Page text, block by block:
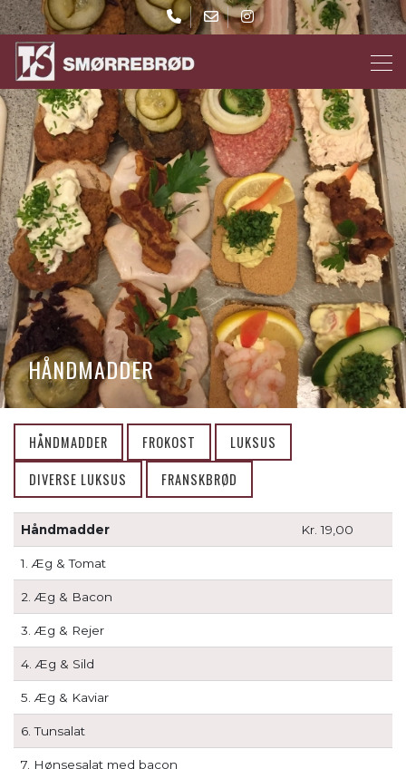
Gå
til
hovedindhold
HÅNDMADDER
​HÅNDMADDER ​FROKOST
LUKSUS
DIVERSE LUKSUS
​​FRANSKBRØD
​​​Håndmadder Kr. 19,00
1. Æg & Tomat
2. Æg & Bacon
3. Æg & Rejer
4. Æg & Sild
5. Æg & Kaviar
6. Tunsalat
7. ​Hønsesalat med bacon